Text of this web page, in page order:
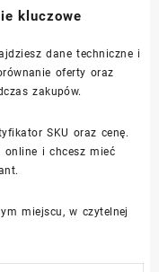
kluczowe
dane techniczne i
oferty oraz
zakupów.
SKU oraz cenę.
online i chcesz mieć
miejscu, w czytelnej